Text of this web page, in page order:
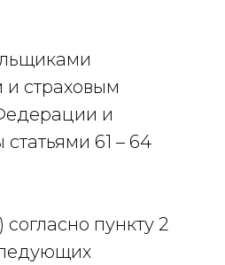
и страховым
и
61 – 64
пункту 2